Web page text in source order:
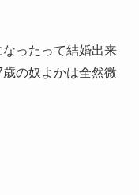
ったって結婚出来
の奴よかは全然微